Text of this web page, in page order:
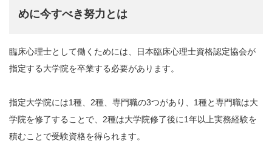
めに今すべき努力とは
臨床心理士として働くためには、日本臨床心理士資格認定協会が
指定する大学院を卒業する必要があります。
指定大学院には1種、2種、専門職の3つがあり、1種と専門職は大
学院を修了することで、2種は大学院修了後に1年以上実務経験を
積むことで受験資格を得られます。